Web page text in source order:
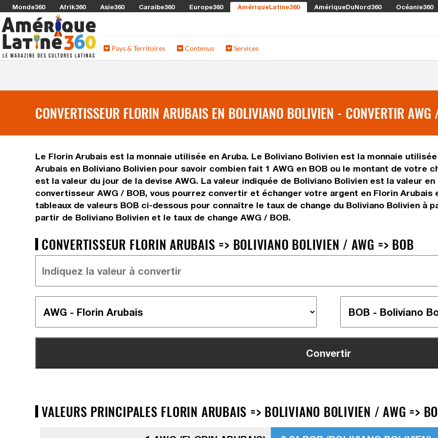
Monde360 Afrik360 Asie360 Caraibe360 Europe360 AmériqueLatine360 AmériqueDuNord360 Océanie360
Pays & Territoires Contenus Services
CONVERTISSEUR FLORIN ARUBAIS EN BOLIVIANO BOLIVIEN - CONVERTIR
Le Florin Arubais est la monnaie utilisée en Aruba. Le Boliviano Bolivien est la monnaie
Arubais en Boliviano Bolivien pour savoir combien fait 1 AWG en BOB ou le montant de votre
est la valeur du jour de la devise AWG. La valeur indiquée de Boliviano Bolivien est la valeur
convertisseur AWG / BOB, vous pourrez convertir et échanger votre argent en Florin Arubais
tableaux de valeurs BOB ci-dessous pour connaître le taux de change du Boliviano Bolivien à
partir de Boliviano Bolivien et le taux de change AWG / BOB.
CONVERTISSEUR FLORIN ARUBAIS => BOLIVIANO BOLIVIEN / AWG => BOB
VALEURS PRINCIPALES FLORIN ARUBAIS => BOLIVIANO BOLIVIEN / AWG =>